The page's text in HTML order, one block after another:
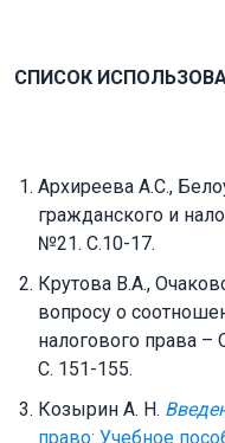
СПИСОК
Архиреева А.С.,
гражданского и
№21. С.10-17.
Крутова В.А.,
вопросу о
налогового права
С. 151-155.
Козырин А. Н.
право: Учебное